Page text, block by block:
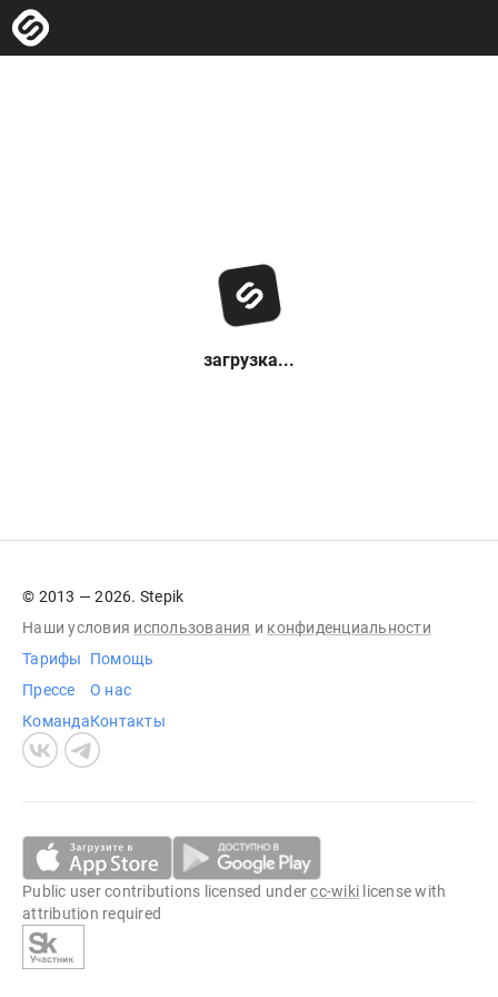
загрузка...
© 2013 — 2026. Stepik
Наши условия использования и конфиденциальности
Тарифы
Прессе
Команда
Помощь
О нас
Контакты
Public user contributions licensed undercc-wiki license with
attribution required